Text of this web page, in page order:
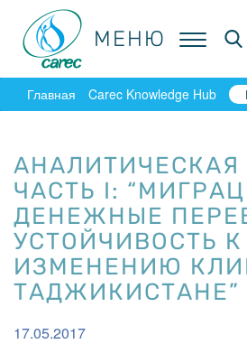
МЕНЮ
МЕНЮ
Главная Carec Knowledge Hub
АНАЛИТИЧЕСКАЯ
ЧАСТЬ I:
ДЕНЕЖНЫЕ
УСТОЙЧИВОСТЬ К
ИЗМЕНЕНИЮ
ТАДЖИКИСТАНЕ”
17.05.2017